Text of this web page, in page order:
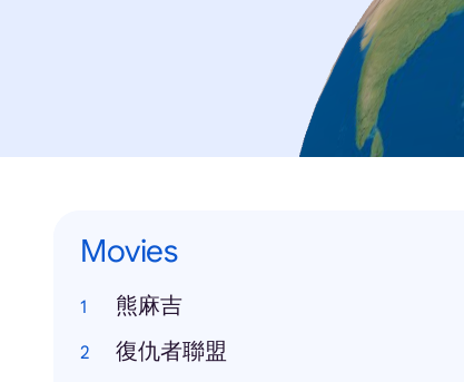
Movies
熊麻吉
復仇者聯盟